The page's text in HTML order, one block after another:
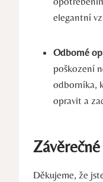
elegantní
Odborné
poškození
odborníka,
opravit a
Děkujeme, že